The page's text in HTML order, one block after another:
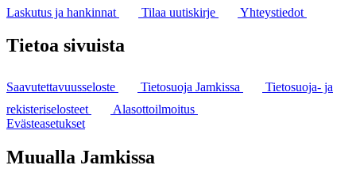
Laskutus ja hankinnat Tilaa uutiskirje Yhteystiedot
Tietoa sivuista
Saavutettavuusseloste Tietosuoja Jamkissa
Tietosuoja- ja
rekisteriselosteet
Alasottoilmoitus
Evästeasetukset
Muualla Jamkissa